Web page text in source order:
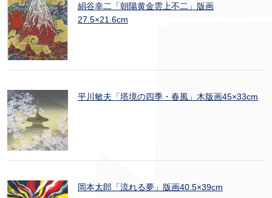
絹谷幸二「朝陽黄金雲上不二」版画
27.5×21.6cm
平川敏夫「塔境の四季・春風」木版画45×33cm
岡本太郎「流れる夢」版画40.5×39cm